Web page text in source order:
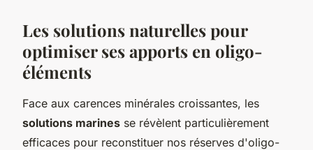
Les solutions naturelles pour
optimiser ses apports en oligo-
éléments
Face aux carences minérales croissantes, les
solutions marines se révèlent particulièrement
efficaces pour reconstituer nos réserves d'oligo-